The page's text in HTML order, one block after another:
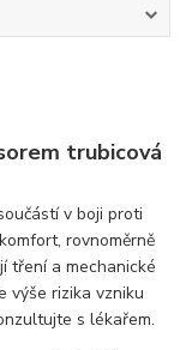
trubicová
v boji proti
rovnoměrně
tření a mechanické
výše rizika vzniku
s lékařem.